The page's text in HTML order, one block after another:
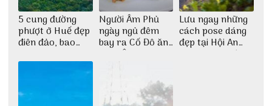
5 cung đường
phượt ở Huế đẹp
điên đảo, bao
dịch
Người Âm Phủ
ngày ngủ đêm
bay ra Cố Đô ăn
Cơm Âm Phủ
Lưu ngay những
cách pose dáng
đẹp tại Hội An
cho dân nghiện